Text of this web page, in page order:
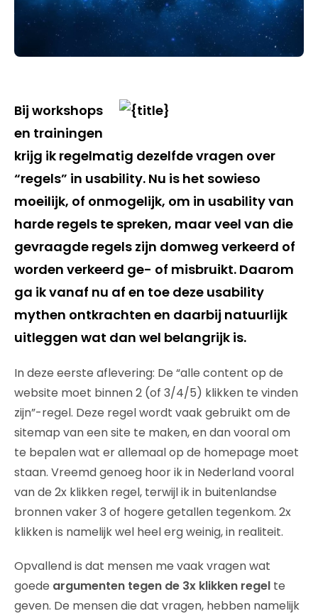
Bij workshops
en trainingen
krijg ik regelmatig dezelfde vragen over
“regels” in usability. Nu is het sowieso
moeilijk, of onmogelijk, om in usability van
harde regels te spreken, maar veel van die
gevraagde regels zijn domweg verkeerd of
worden verkeerd ge- of misbruikt. Daarom
ga ik vanaf nu af en toe deze usability
mythen ontkrachten en daarbij natuurlijk
uitleggen wat dan wel belangrijk is.
In deze eerste aflevering: De “alle content op de
website moet binnen 2 (of 3/4/5) klikken te vinden
zijn”-regel. Deze regel wordt vaak gebruikt om de
sitemap van een site te maken, en dan vooral om
te bepalen wat er allemaal op de homepage moet
staan. Vreemd genoeg hoor ik in Nederland vooral
van de 2x klikken regel, terwijl ik in buitenlandse
bronnen vaker 3 of hogere getallen tegenkom. 2x
klikken is namelijk wel heel erg weinig, in realiteit.
Opvallend is dat mensen me vaak vragen wat
goede argumenten tegen de 3x klikken regel te
geven. De mensen die dat vragen, hebben namelijk